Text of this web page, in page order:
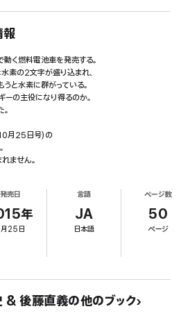
報
く燃料電池車を発売する。
素の2文字が盛り込まれ、
と水素に群がっている。
ーの主役になり得るのか。
10月25日号)の
ません。
発売日
年
25日
言語
JA
日本語
ページ数
50
ページ
後藤直義の他のブック